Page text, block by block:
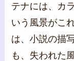
テナには、カ
いう風景がこ
は、小説の描
も、失われた